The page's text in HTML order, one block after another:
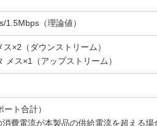
1.5Mbps（理論値）
×2（ダウンストリーム）
メス×1（アップストリーム）
ト合計）
費電流が本製品の供給電流を超える場